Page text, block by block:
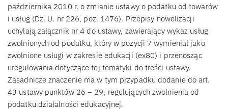
października 2010 r. o zmianie ustawy o podatku od towarów
i usług (Dz. U. nr 226, poz. 1476). Przepisy nowelizacji
uchylają załącznik nr 4 do ustawy, zawierający wykaz usług
zwolnionych od podatku, który w pozycji 7 wymieniał jako
zwolnione usługi w zakresie edukacji (ex80) i przenosząc
uregulowania dotyczące tej tematyki do treści ustawy.
Zasadnicze znaczenie ma w tym przypadku dodanie do art.
43 ustawy punktów 26 – 29, regulujących zwolnienia od
podatku działalności edukacyjnej.